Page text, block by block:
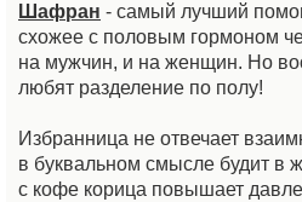
Шафран - самый лучший
схожее с половым гормоном
на мужчин, и на женщин. Но
любят разделение по полу!
Избранница не отвечает
в буквальном смысле будит в
с кофе корица повышает